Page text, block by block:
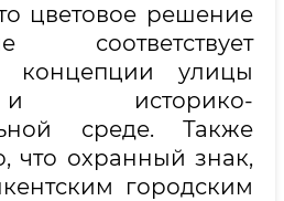
цветовое решение
концепции улицы
историко-
среде. Также
что охранный знак,
городским